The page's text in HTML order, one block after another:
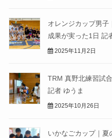
オレンジカップ男子
成果が実った1日 記
2025年11月2日
TRM 真野北練習試
記者 ゆうま
2025年10月26日
いかなごカップ｜夏